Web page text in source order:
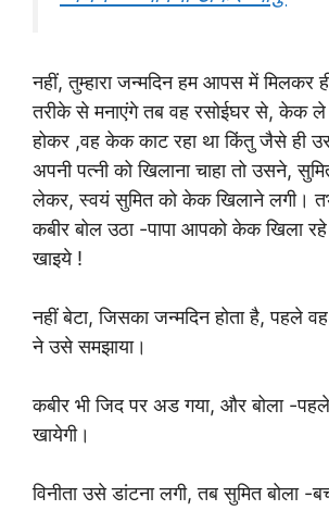
नहीं, तुम्हारा जन्मदिन हम आपस में मिलकर
तरीके से मनाएंगे तब वह रसोईघर से, केक
होकर ,वह केक काट रहा था किंतु जैसे ही
अपनी पत्नी को खिलाना चाहा तो उसने,
लेकर, स्वयं सुमित को केक खिलाने लगी।
कबीर बोल उठा -पापा आपको केक खिला
खाइये !
नहीं बेटा, जिसका जन्मदिन होता है, पहले
ने उसे समझाया।
कबीर भी जिद पर अड गया, और बोला -
खायेगी।
विनीता उसे डांटना लगी, तब सुमित बोला